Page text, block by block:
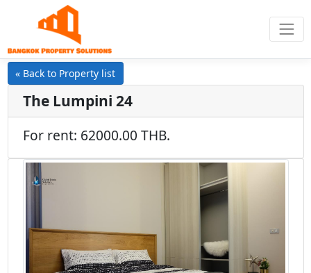
« Back to Property list
The Lumpini 24
For rent: 62000.00 THB.